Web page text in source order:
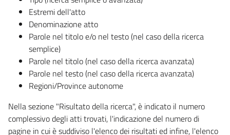
Estremi dell'atto
Denominazione atto
Parole nel titolo e/o nel testo (nel caso della ricerca
semplice)
Parole nel titolo (nel caso della ricerca avanzata)
Parole nel testo (nel caso della ricerca avanzata)
Regioni/Province autonome
Nella sezione "Risultato della ricerca", è indicato il numero
complessivo degli atti trovati, l'indicazione del numero di
pagine in cui è suddiviso l'elenco dei risultati ed infine, l'elenco